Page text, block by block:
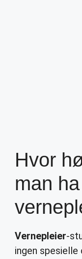
Hvor
man
Vernepleier-
ingen